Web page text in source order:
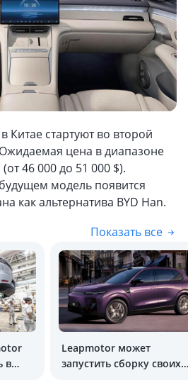
Китае стартуют во второй
цена в диапазоне
46 000 до 51 000 $).
модель появится
как альтернатива BYD Han.
Показать все
в
Leapmotor может
запустить сборку своих